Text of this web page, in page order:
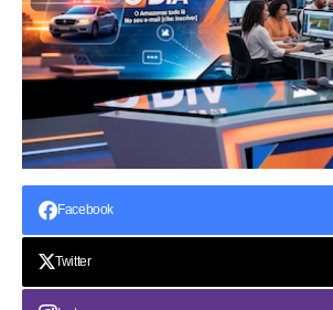
Facebook
Twitter